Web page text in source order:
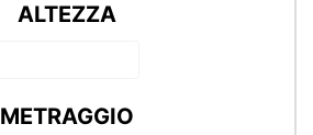
ALTEZZA
METRAGGIO